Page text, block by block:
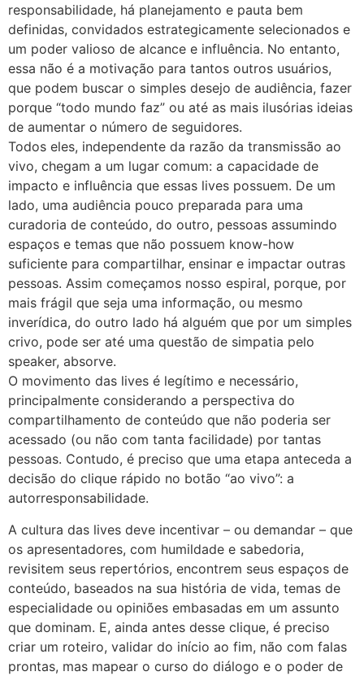
responsabilidade, há planejamento e pauta bem
definidas, convidados estrategicamente selecionados e
um poder valioso de alcance e influência. No entanto,
essa não é a motivação para tantos outros usuários,
que podem buscar o simples desejo de audiência, fazer
porque “todo mundo faz” ou até as mais ilusórias ideias
de aumentar o número de seguidores.
Todos eles, independente da razão da transmissão ao
vivo, chegam a um lugar comum: a capacidade de
impacto e influência que essas lives possuem. De um
lado, uma audiência pouco preparada para uma
curadoria de conteúdo, do outro, pessoas assumindo
espaços e temas que não possuem know-how
suficiente para compartilhar, ensinar e impactar outras
pessoas. Assim começamos nosso espiral, porque, por
mais frágil que seja uma informação, ou mesmo
inverídica, do outro lado há alguém que por um simples
crivo, pode ser até uma questão de simpatia pelo
speaker, absorve.
O movimento das lives é legítimo e necessário,
principalmente considerando a perspectiva do
compartilhamento de conteúdo que não poderia ser
acessado (ou não com tanta facilidade) por tantas
pessoas. Contudo, é preciso que uma etapa anteceda a
decisão do clique rápido no botão “ao vivo”: a
autorresponsabilidade.
A cultura das lives deve incentivar – ou demandar – que
os apresentadores, com humildade e sabedoria,
revisitem seus repertórios, encontrem seus espaços de
conteúdo, baseados na sua história de vida, temas de
especialidade ou opiniões embasadas em um assunto
que dominam. E, ainda antes desse clique, é preciso
criar um roteiro, validar do início ao fim, não com falas
prontas, mas mapear o curso do diálogo e o poder de